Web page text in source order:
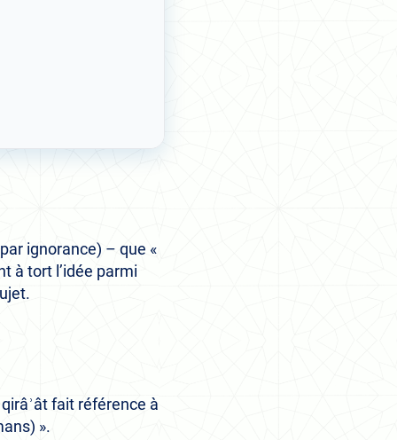
ignorance) – que «
à tort l’idée parmi
fait référence à
».